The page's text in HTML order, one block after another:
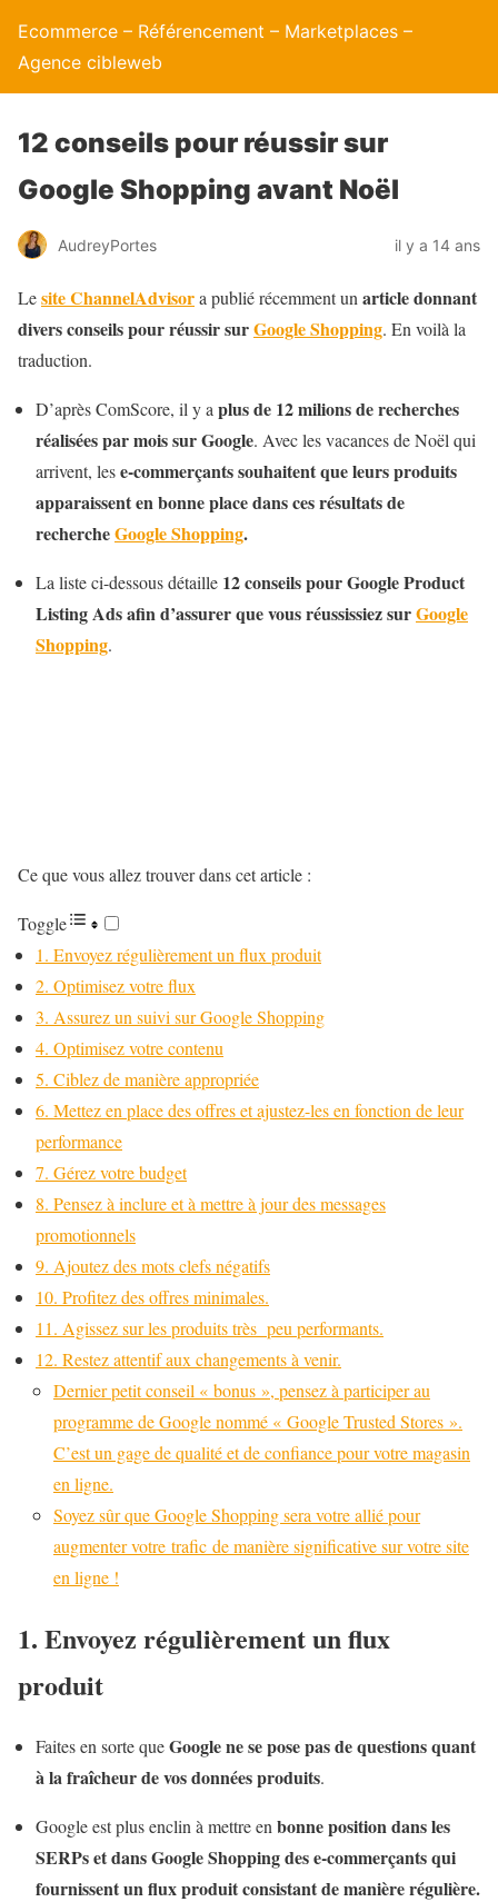
Ecommerce – Référencement – Marketplaces –
Agence cibleweb
12 conseils pour réussir sur
Google Shopping avant Noël
AudreyPortes il y a 14 ans
Lesite ChannelAdvisora publié récemment un article donnant
divers conseils pour réussir surGoogle Shopping. En voilà la
traduction.
D’après ComScore, il y a plus de 12 milions de recherches
réalisées par mois sur Google. Avec les vacances de Noël qui
arrivent, lese-commerçants souhaitent que leurs produits
apparaissent en bonne place dans ces résultats de
rechercheGoogle Shopping.
La liste ci-dessous détaille 12 conseils pour Google Product
Listing Ads afin d’assurer que vous réussissiez surGoogle
Shopping.
Ce que vous allez trouver dans cet article :
Toggle
1. Envoyez régulièrement un flux produit
2. Optimisez votre flux
3. Assurez un suivi sur Google Shopping
4. Optimisez votre contenu
5. Ciblez de manière appropriée
6. Mettez en place des offres et ajustez-les en fonction de leur
performance
7. Gérez votre budget
8. Pensez à inclure et à mettre à jour des messages
promotionnels
9. Ajoutez des mots clefs négatifs
10. Profitez des offres minimales.
11. Agissez sur les produits très peu performants.
12. Restez attentif aux changements à venir.
Dernier petit conseil « bonus », pensez à participer au
programme de Google nommé « Google Trusted Stores ».
C’est un gage de qualité et de confiance pour votre magasin
en ligne.
Soyez sûr que Google Shopping sera votre allié pour
augmenter votre trafic de manière significative sur votre site
en ligne !
1. Envoyez régulièrement un flux
produit
Faites en sorte queGoogle ne se pose pas de questions quant
à la fraîcheur de vos données produits.
Google est plus enclin à mettre en bonne position dans les
SERPs et dans Google Shopping des e-commerçants qui
fournissent un flux produit consistant de manière régulière.